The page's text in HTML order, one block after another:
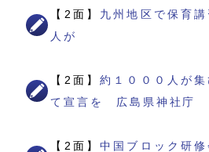
【2面】 九州地区で保育
人が
【2面】約１０００人が
て宣言を 広島県神社庁
【2面】中国ブロック研